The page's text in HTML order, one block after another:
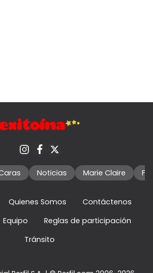
Noticias Marie Claire
Quienes Somos
Contáctenos
Equipo
Reglas de participación
Tránsito